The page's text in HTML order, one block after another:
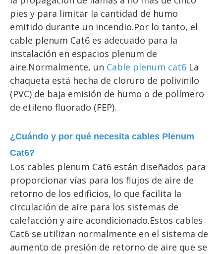
pies y para limitar la cantidad de humo
emitido durante un incendio.Por lo tanto, el
cable plenum Cat6 es adecuado para la
instalación en espacios plenum de
aire.Normalmente, un Cable plenum cat6 La
chaqueta está hecha de cloruro de polivinilo
(PVC) de baja emisión de humo o de polímero
de etileno fluorado (FEP).
¿Cuándo y por qué necesita cables Plenum
Cat6?
Los cables plenum Cat6 están diseñados para
proporcionar vías para los flujos de aire de
retorno de los edificios, lo que facilita la
circulación de aire para los sistemas de
calefacción y aire acondicionado.Estos cables
Cat6 se utilizan normalmente en el sistema de
aumento de presión de retorno de aire que se